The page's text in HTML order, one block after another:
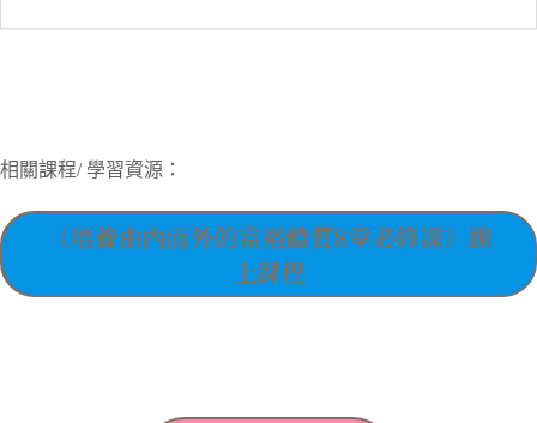
相關課程/ 學習資源：
《培養由內而外的富裕體質8堂必修課》線
上課程